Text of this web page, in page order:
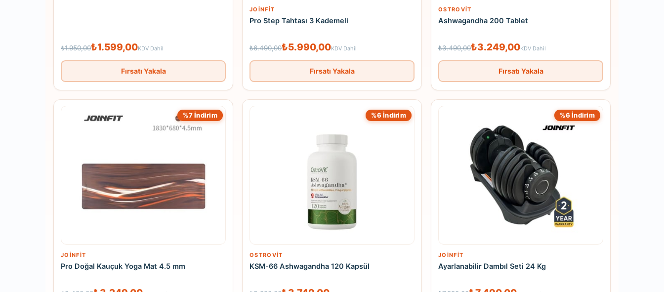
₺1.950,00₺1.599,00KDV Dahil
Fırsatı Yakala
JOINFIT
Pro Step Tahtası 3 Kademeli
₺6.490,00₺5.990,00KDV Dahil
Fırsatı Yakala
OSTROVIT
Ashwagandha 200 Tablet
₺3.490,00₺3.249,00KDV Dahil
Fırsatı Yakala
%7 İndirim
JOINFIT
Pro Doğal Kauçuk Yoga Mat 4.5 mm
%6 İndirim
OSTROVIT
KSM-66 Ashwagandha 120 Kapsül
%6 İndirim
JOINFIT
Ayarlanabilir Dambıl Seti 24 Kg